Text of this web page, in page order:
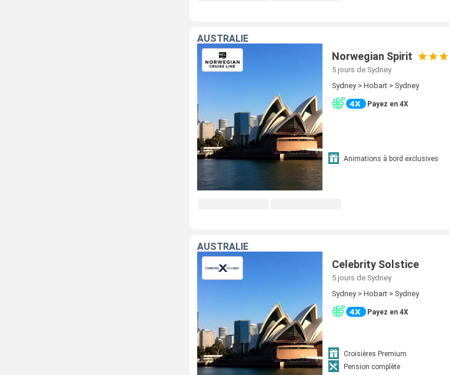
AUSTRALIE
Norwegian Spirit
5 jours de Sydney
Sydney > Hobart > Sydney
Payez en 4X
Animations à bord exclusives
AUSTRALIE
Celebrity Solstice
5 jours de Sydney
Sydney > Hobart > Sydney
Payez en 4X
Croisières Premium
Pension complète